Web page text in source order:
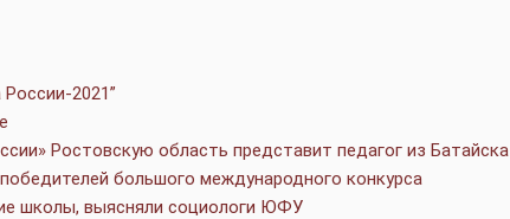
2021”
Ростовскую область представит педагог из Батайска
большого международного конкурса
школы, выясняли социологи ЮФУ